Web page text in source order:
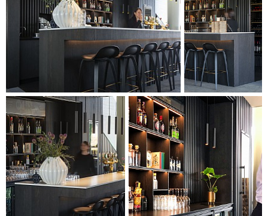
og svevende serveringsdisk, som gjestene sitter og står ved,
er toppet med hvit kvartskompositt, inspirert av
foajeområdets hvite marmorgulv. Små innslag av messing
nyanserer uttrykket, og fungerer som stemningsskapende
referanse til det opprinnelige Musikkhuset.
Det er lagt vekt på at baren til enhver tid skal fremstå som
innbydende og solid. Alt teknisk utstyr, maskiner og LED-lys
er bygd inn og integrert i bardesignen, som kan sikres og
slås helt av utenfor åpningstiden.
Den nye baren er en utvidelse av Musikkhusets tilbud til
gjestene. Nå får de muligheten til å møtes på en helt ny
måte i intime og avslappende omgivelser, med god utsikt
over den store foajeen.